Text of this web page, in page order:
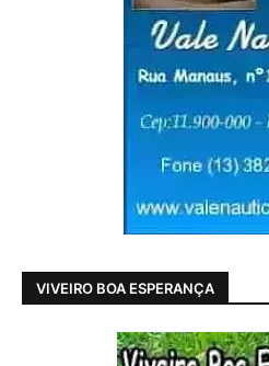
VIVEIRO BOA ESPERANÇA